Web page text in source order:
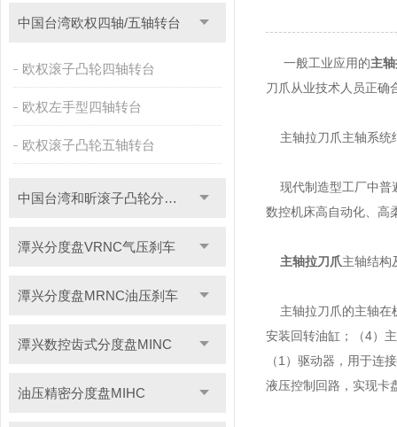
中国台湾欧权四轴/五轴转台
欧权滚子凸轮四轴转台
欧权左手型四轴转台
欧权滚子凸轮五轴转台
中国台湾和昕滚子凸轮分度盘
潭兴分度盘VRNC气压刹车
潭兴分度盘MRNC油压刹车
潭兴数控齿式分度盘MINC
油压精密分度盘MIHC
一般工业应用的主
刀爪从业技术人员正确
主轴拉刀爪主轴系统
现代制造型工厂中普
数控机床高自动化、高
主轴拉刀爪主轴结构
主轴拉刀爪的主轴在
安装回转油缸；（4）
（1）驱动器，用于连
液压控制回路，实现卡